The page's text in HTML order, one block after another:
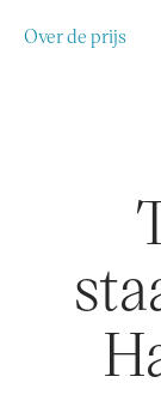
Over de prijs